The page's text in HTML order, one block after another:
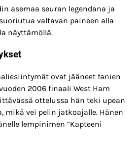
asemaa seuran legendana ja
valtavan paineen alla
näyttämöllä.
ovat jääneet fanien
2006 finaali West Ham
ottelussa hän teki upean
mikä vei pelin jatkoajalle. Hänen
lempinimen “Kapteeni